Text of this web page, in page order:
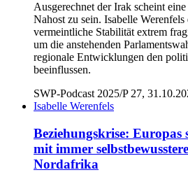
Ausgerechnet der Irak scheint
Nahost zu sein. Isabelle
vermeintliche Stabilität extrem
um die anstehenden
regionale Entwicklungen den
beeinflussen.
SWP-Podcast 2025/P 27,
Isabelle Werenfels
Beziehungskrise: Europas
mit immer
Nordafrika